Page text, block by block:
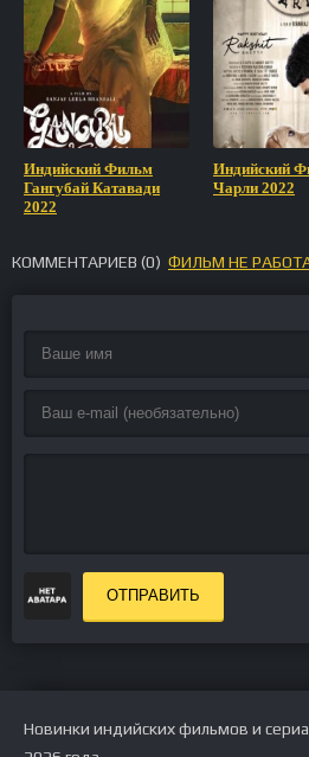
Индийский Фильм
Гангубай Катавади
2022
Индийский
Чарли 2022
КОММЕНТАРИЕВ (0) ФИЛЬМ НЕ
ОТПРАВИТЬ
Новинки индийских фильмов и